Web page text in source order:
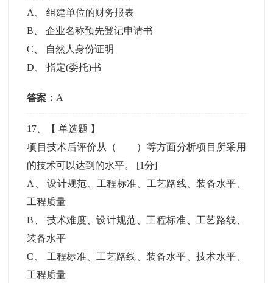
A
、组建单位的财务报表
B 、企业名称预先登记申请书
C
自然人身份证明
D 、指定(委托)书
答案： A
17 、【单选题 】
项目技术后评价从（ ）等方面分析项目所采用
的技术可以达到的水平。 [1分]
A
、设计规范、工程标准、工艺路线、装备水平、
工程质量
B
技术难度、设计规范、工程标准、工艺路线、
装备水平
C
工程标准、工艺路线、装备水平、技术水平、
工程质量